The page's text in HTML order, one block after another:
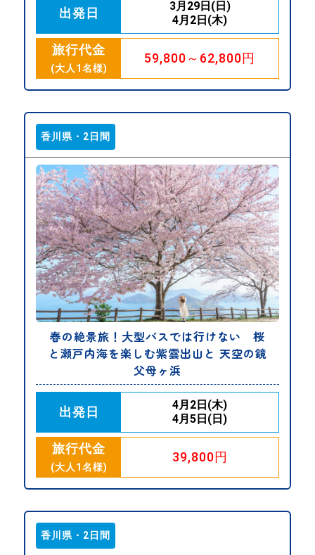
出発日
3月29日(日)
4月2日(木)
旅行代金
(大人1名様)
59,800～62,800円
香川県・2日間
春の絶景旅！大型バスでは行けない 桜
と瀬戸内海を楽しむ紫雲出山と 天空の鏡
父母ヶ浜
出発日
4月2日(木)
4月5日(日)
旅行代金
(大人1名様)
39,800円
香川県・2日間